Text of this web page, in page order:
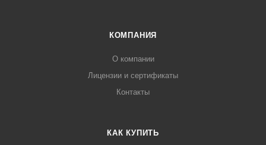
КОМПАНИЯ
О компании
Лицензии и сертификаты
Контакты
КАК КУПИТЬ